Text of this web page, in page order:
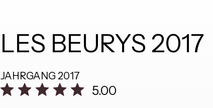
LES BEURYS 2017
JAHRGANG 2017
5.00